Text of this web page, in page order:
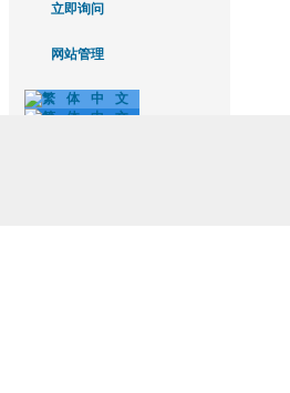
立即询问
网站管理